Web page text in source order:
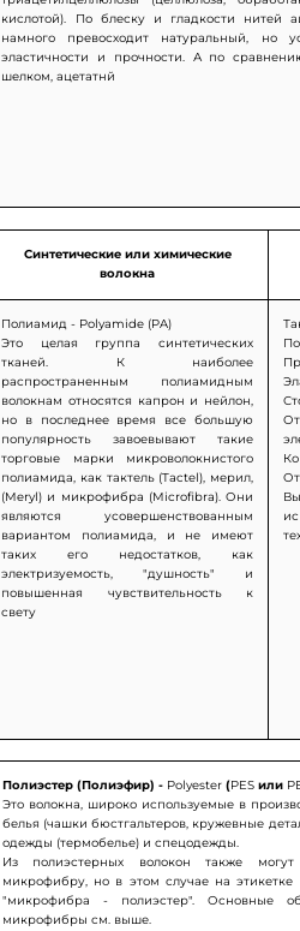
кислотой). По блеску и гладкости нитей
намного превосходит натуральный, но
эластичности и прочности. А по
шелком, ацетатнй
Синтетические или химические
волокна
Полиамид - Polyamide (PA)
Это целая группа синтетических
тканей. К наиболее
распространенным полиамидным
волокнам относятся капрон и нейлон,
но в последнее время все большую
популярность завоевывают такие
торговые марки микроволокнистого
полиамида, как тактель (Tactel), мерил,
(Meryl) и микрофибра (Microfibra). Они
являются усовершенствованным
вариантом полиамида, и не имеют
таких его недостатков, как
электризуемость, "душность" и
повышенная чувствительность к
свету
Полиэстер (Полиэфир) - Polyester(PESили
Это волокна, широко используемые в
белья (чашки бюстгальтеров, кружевные
одежды (термобелье) и спецодежды.
Из полиэстерных волокон также могут
микрофибру, но в этом случае на этикетке
"микрофибра - полиэстер". Основные
микрофибры см. выше.